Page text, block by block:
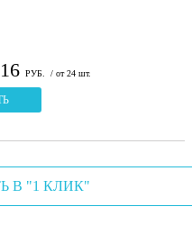
РУБ. / от 24 шт.
В "1 КЛИК"